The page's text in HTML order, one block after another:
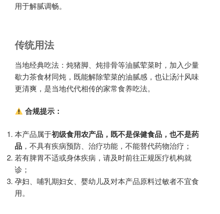
用于解腻调畅。
传统用法
当地经典吃法：炖猪脚、炖排骨等油腻荤菜时，加入少量
歇力茶食材同炖，既能解除荤菜的油腻感，也让汤汁风味
更清爽，是当地代代相传的家常食养吃法。
合规提示：
本产品属于初级食用农产品 ，既不是保健食品，也不是药
品 ​，不具有疾病预防、治疗功能，不能替代药物治疗；
若有脾胃不适或身体疾病，请及时前往正规医疗机构就
诊；
孕妇、哺乳期妇女、婴幼儿及对本产品原料过敏者不宜食
用。